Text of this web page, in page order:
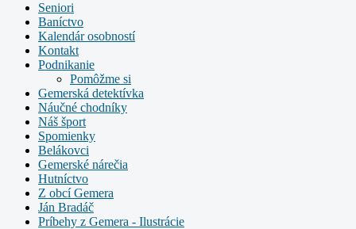
Seniori
Baníctvo
Kalendár osobností
Kontakt
Podnikanie
Pomôžme si
Gemerská detektívka
Náučné chodníky
Náš šport
Spomienky
Belákovci
Gemerské nárečia
Hutníctvo
Z obcí Gemera
Ján Bradáč
Príbehy z Gemera - Ilustrácie